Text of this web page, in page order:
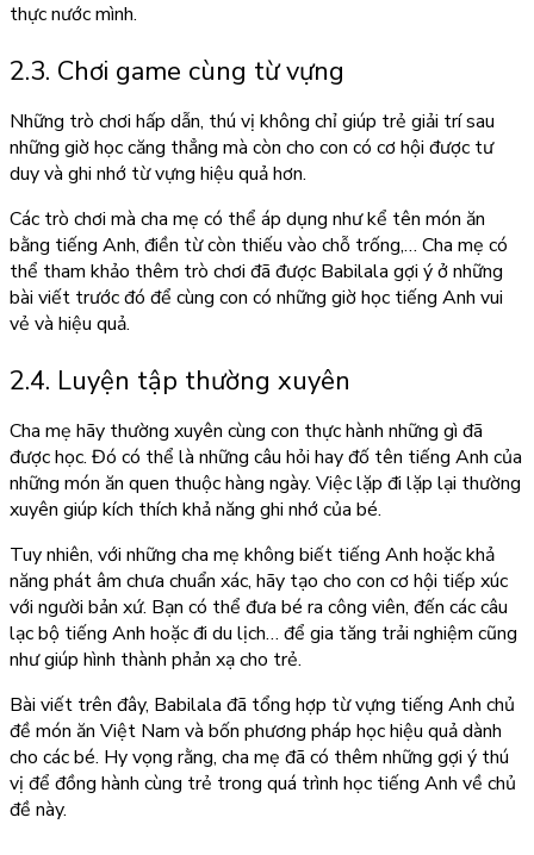
thực nước mình.
2.3. Chơi game cùng từ vựng
Những trò chơi hấp dẫn, thú vị không chỉ giúp trẻ giải trí sau
những giờ học căng thẳng mà còn cho con có cơ hội được tư
duy và ghi nhớ từ vựng hiệu quả hơn.
Các trò chơi mà cha mẹ có thể áp dụng như kể tên món ăn
bằng tiếng Anh, điền từ còn thiếu vào chỗ trống,… Cha mẹ có
thể tham khảo thêm trò chơi đã được Babilala gợi ý ở những
bài viết trước đó để cùng con có những giờ học tiếng Anh vui
vẻ và hiệu quả.
2.4. Luyện tập thường xuyên
Cha mẹ hãy thường xuyên cùng con thực hành những gì đã
được học. Đó có thể là những câu hỏi hay đố tên tiếng Anh của
những món ăn quen thuộc hàng ngày. Việc lặp đi lặp lại thường
xuyên giúp kích thích khả năng ghi nhớ của bé.
Tuy nhiên, với những cha mẹ không biết tiếng Anh hoặc khả
năng phát âm chưa chuẩn xác, hãy tạo cho con cơ hội tiếp xúc
với người bản xứ. Bạn có thể đưa bé ra công viên, đến các câu
lạc bộ tiếng Anh hoặc đi du lịch… để gia tăng trải nghiệm cũng
như giúp hình thành phản xạ cho trẻ.
Bài viết trên đây, Babilala đã tổng hợp từ vựng tiếng Anh chủ
đề món ăn Việt Nam và bốn phương pháp học hiệu quả dành
cho các bé. Hy vọng rằng, cha mẹ đã có thêm những gợi ý thú
vị để đồng hành cùng trẻ trong quá trình học tiếng Anh về chủ
đề này.